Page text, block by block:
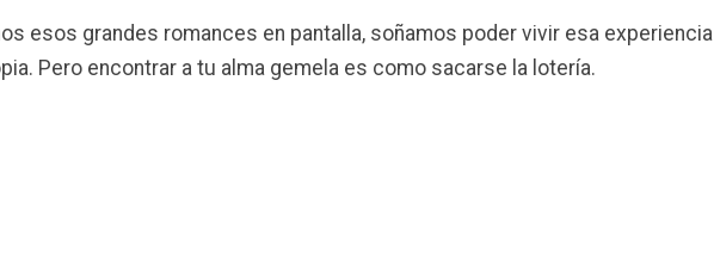
esos grandes romances en pantalla, soñamos poder vivir esa experiencia
Pero encontrar a tu alma gemela es como sacarse la lotería.